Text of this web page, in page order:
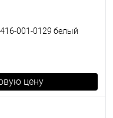
001-0129 белый
цену